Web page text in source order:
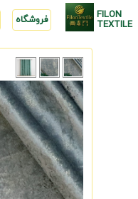
FILON
TEXTILE فروشگاه